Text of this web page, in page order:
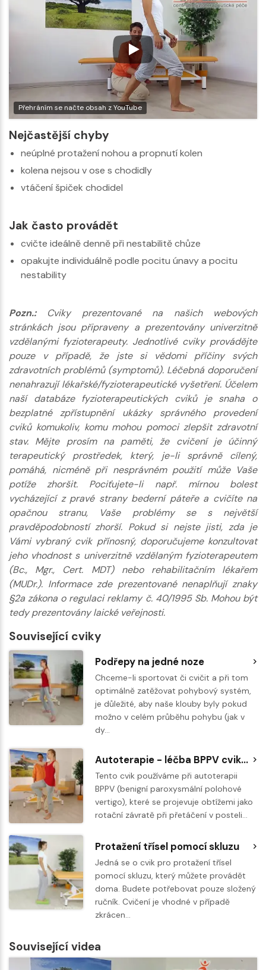
Přehráním se načte obsah z YouTube
Nejčastější chyby
neúplné protažení nohou a propnutí kolen
kolena nejsou v ose s chodidly
vtáčení špiček chodidel
Jak často provádět
cvičte ideálně denně při nestabilitě chůze
opakujte individuálně podle pocitu únavy a pocitu
nestability
Pozn.: Cviky prezentované na našich webových
stránkách jsou připraveny a prezentovány univerzitně
vzdělanými fyzioterapeuty. Jednotlivé cviky provádějte
pouze v případě, že jste si vědomi příčiny svých
zdravotních problémů (symptomů). Léčebná doporučení
nenahrazují lékařské/fyzioterapeutické vyšetření. Účelem
naší databáze fyzioterapeutických cviků je snaha o
bezplatné zpřístupnění ukázky správného provedení
cviků komukoliv, komu mohou pomoci zlepšit zdravotní
stav. Mějte prosím na paměti, že cvičení je účinný
terapeutický prostředek, který, je-li správně cílený,
pomáhá, nicméně při nesprávném použití může Vaše
potíže zhoršit. Pociťujete-li např. mírnou bolest
vycházející z pravé strany bederní páteře a cvičíte na
opačnou stranu, Vaše problémy se s největší
pravděpodobností zhorší. Pokud si nejste jisti, zda je
Vámi vybraný cvik přínosný, doporučujeme konzultovat
jeho vhodnost s univerzitně vzdělaným fyzioterapeutem
(Bc., Mgr., Cert. MDT) nebo rehabilitačním lékařem
(MUDr.). Informace zde prezentované nenaplňují znaky
§2a zákona o regulaci reklamy č. 40/1995 Sb. Mohou být
tedy prezentovány laické veřejnosti.
Související cviky
Podřepy na jedné noze
Chceme-li sportovat či cvičit a při tom
optimálně zatěžovat pohybový systém,
je důležité, aby naše klouby byly pokud
možno v celém průběhu pohybu (jak v
dy…
Autoterapie - léčba BPPV cvik č. 4
Tento cvik používáme při autoterapii
BPPV (benigní paroxysmální polohové
vertigo), které se projevuje obtížemi jako
rotační závratě při přetáčení v posteli…
Protažení třísel pomocí skluzu
Jedná se o cvik pro protažení třísel
pomocí skluzu, který můžete provádět
doma. Budete potřebovat pouze složený
ručník. Cvičení je vhodné v případě
zkrácen…
Související videa